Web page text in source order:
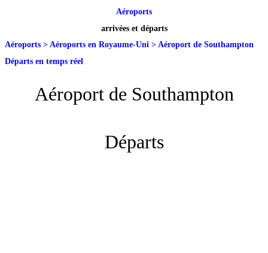
Aéroports
arrivées et départs
Aéroports > Aéroports en Royaume-Uni > Aéroport de Southampton
Départs en temps réel
Aéroport de Southampton
Départs